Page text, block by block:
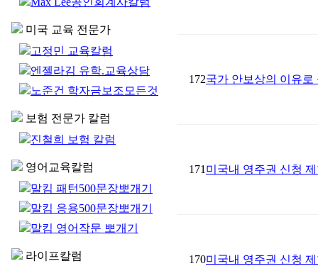
미국 교육 전문가
고정민 교육칼럼
엔젤라김 유학.교육상담
노준건 학자금보조모든것
보험 전문가 칼럼
진철희 보험 칼럼
영어교육칼럼
말킴 패턴500문장뽀개기
말킴 응용500문장뽀개기
말킴 영어작문 뽀개기
라이프칼럼
172국가 안보상의 이유
171 미국내 영주권 신청
170미국내 영주권 신청